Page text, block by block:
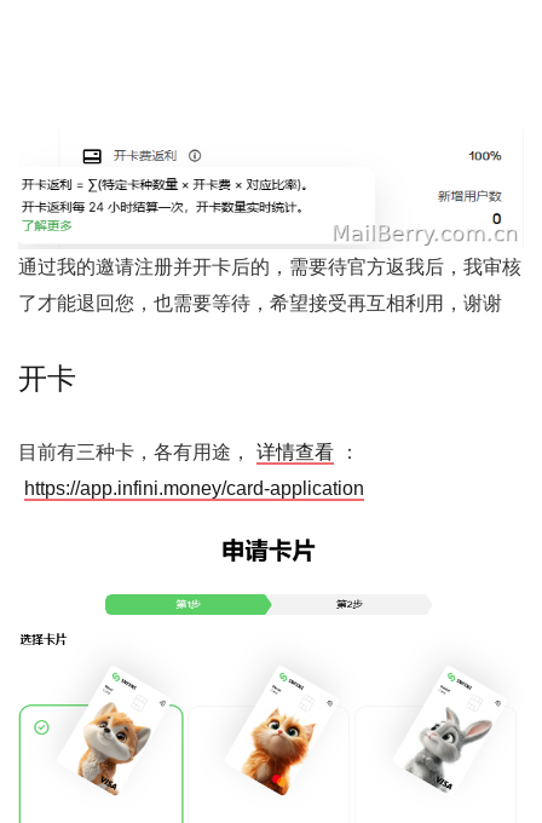
通过我的邀请注册并开卡后的，需要待官方返我后，我审核
了才能退回您，也需要等待，希望接受再互相利用，谢谢
开卡
目前有三种卡，各有用途， 详情查看
：
https://app.infini.money/card-application